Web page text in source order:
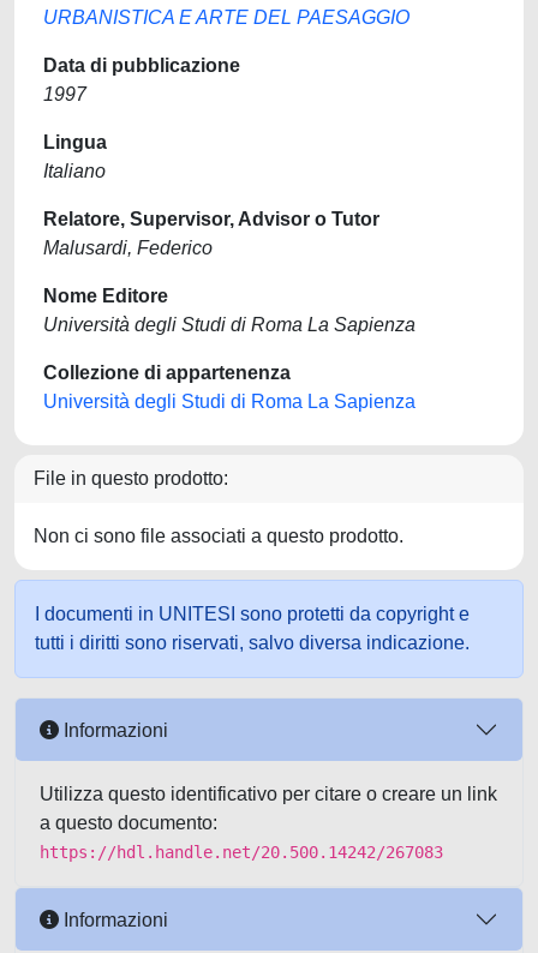
URBANISTICA E ARTE DEL PAESAGGIO
Data di pubblicazione
1997
Lingua
Italiano
Relatore, Supervisor, Advisor o Tutor
Malusardi, Federico
Nome Editore
Università degli Studi di Roma La Sapienza
Collezione di appartenenza
Università degli Studi di Roma La Sapienza
File in questo prodotto:
Non ci sono file associati a questo prodotto.
I documenti in UNITESI sono protetti da copyright e
tutti i diritti sono riservati, salvo diversa indicazione.
Informazioni
Utilizza questo identificativo per citare o creare un link
a questo documento:
https://hdl.handle.net/20.500.14242/267083
Informazioni